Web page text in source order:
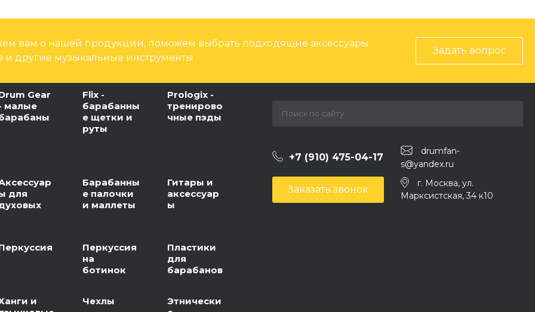
вам о нашей продукции, поможем выбрать подходящие аксессуары
и другие музыкальные инструменты
Задать вопрос
Gear
малые
Flix -
барабанны
е щетки и
руты
Prologix -
тренирово
чные пэды
для
Барабанны
е палочки
и маллеты
Гитары и
аксессуар
ы
Перкуссия
на
ботинок
Пластики
для
барабанов
и
Чехлы
Этнически
+7 (910) 475-04-17
drumfan-
s@yandex.ru
Заказать звонок
г. Москва, ул.
Марксистская, 34 к10